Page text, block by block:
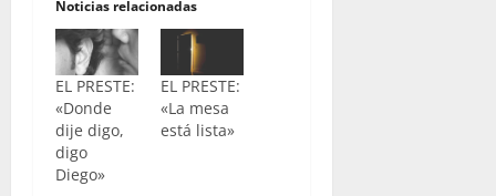
Noticias relacionadas
EL PRESTE:
«Donde
dije digo,
digo
Diego»
EL PRESTE:
«La mesa
está lista»